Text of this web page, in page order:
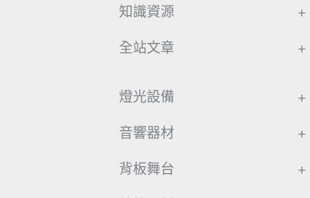
知識資源 +
全站文章 +
燈光設備 +
音響器材 +
背板舞台 +